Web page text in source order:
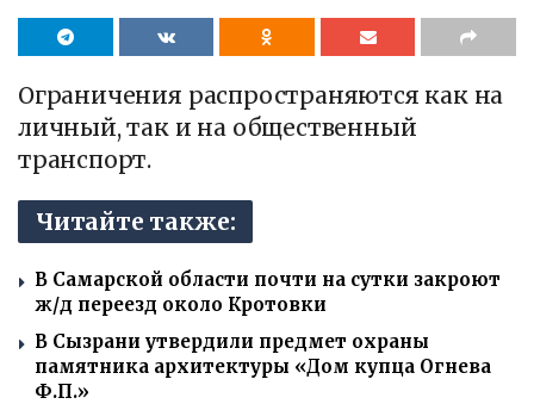
Ограничения распространяются как на
личный, так и на общественный
транспорт.
Читайте также:
В Самарской области почти на сутки закроют
ж/д переезд около Кротовки
В Сызрани утвердили предмет охраны
памятника архитектуры «Дом купца Огнева
Ф.П.»